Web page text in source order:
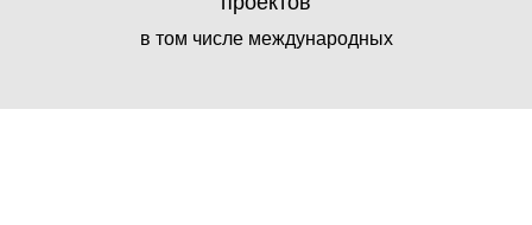
в том числе международных